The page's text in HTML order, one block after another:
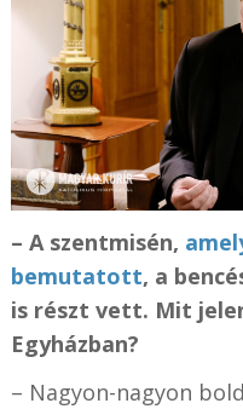
– A szentmisén,
bemutatott, a
is részt vett. Mit
Egyházban?
– Nagyon-nagyon